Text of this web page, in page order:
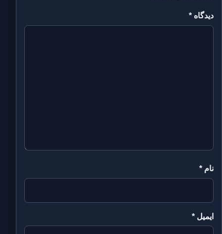
دیدگاه *
نام *
ایمیل *